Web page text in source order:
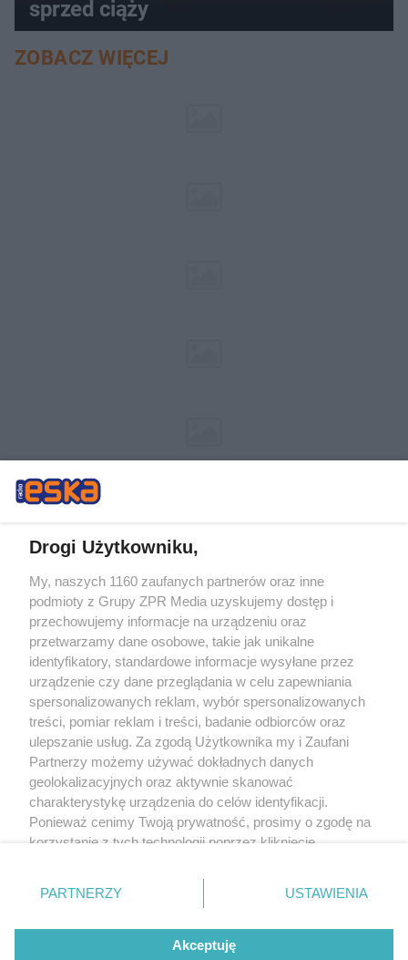
sprzed ciąży
ZOBACZ WIĘCEJ
Żaden utwór zamieszczony w serwisie nie może być powielany i
rozpowszechniany lub dalej rozpowszechniany w jakikolwiek sposób (w
tym także elektroniczny lub mechaniczny) na jakimkolwiek polu
eksploatacji w jakiejkolwiek formie, włącznie z umieszczaniem w Internecie
bez pisemnej zgody właściciela praw. Jakiekolwiek użycie lub
wykorzystanie utworów w całości lub w części z naruszeniem prawa, tzn.
bez właściwej zgody, jest zabronione pod groźbą kary i może być ścigane
prawnie.
O nas
Drogi Użytkowniku,
My, naszych 1160 zaufanych partnerów oraz inne
podmioty z Grupy ZPR Media uzyskujemy dostęp i
przechowujemy informacje na urządzeniu oraz
przetwarzamy dane osobowe, takie jak unikalne
identyfikatory, standardowe informacje wysyłane przez
urządzenie czy dane przeglądania w celu zapewniania
spersonalizowanych reklam, wybór spersonalizowanych
treści, pomiar reklam i treści, badanie odbiorców oraz
ulepszanie usług. Za zgodą Użytkownika my i Zaufani
Partnerzy możemy używać dokładnych danych
geolokalizacyjnych oraz aktywnie skanować
charakterystykę urządzenia do celów identyfikacji.
Ponieważ cenimy Twoją prywatność, prosimy o zgodę na
korzystanie z tych technologii poprzez kliknięcie
zmienić/wycofać klikając przycisk ustawień prywatności
znajdujący się w lewym dolnym rogu strony
rodzaje przetwarzania danych nie wymagają zgody
użytkownika, ale masz prawo sprzeciwić się takiemu
PARTNERZY USTAWIENIA
Akceptuję